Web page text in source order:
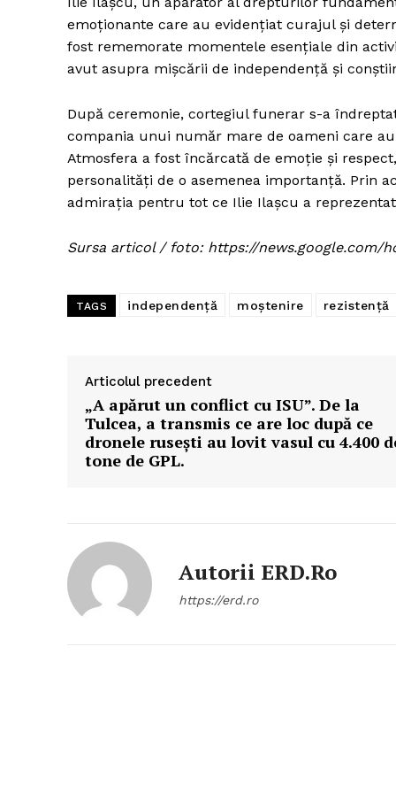
emoționante care au evidențiat curajul și
fost rememorate momentele esențiale din
avut asupra mișcării de independență și
După ceremonie, cortegiul funerar s-a
compania unui număr mare de oameni care
Atmosfera a fost încărcată de emoție și
personalități de o asemenea importanță. Prin
admirația pentru tot ce Ilie Ilașcu a
Sursa articol / foto: https://news.google.com/
TAGS independență moștenire rezistență
Articolul precedent
„A apărut un conflict cu ISU”. De la
Tulcea, a transmis ce are loc după ce
dronele rusești au lovit vasul cu 4.400
tone de GPL.
Autorii ERD.ro
https://erd.ro